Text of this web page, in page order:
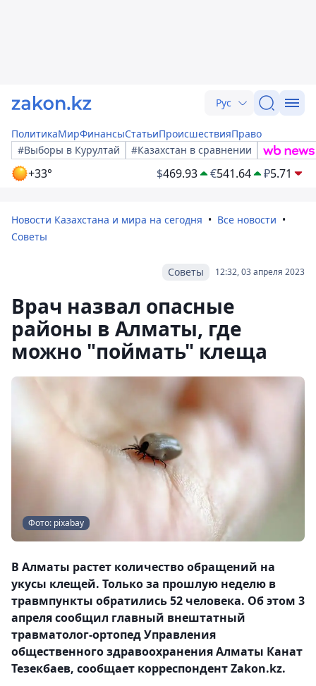
Рус
ПолитикаМирФинансыСтатьиПроисшествияПраво
#Выборы в Курултай
#Казахстан в сравнении
+33° $469.93 €541.64 ₽5.71
Новости Казахстана и мира на сегодня
Все новости
Советы
12:32, 03 апреля 2023
Советы
Врач назвал опасные
районы в Алматы, где
можно "поймать" клеща
Фото: pixabay
В Алматы растет количество обращений на
укусы клещей. Только за прошлую неделю в
травмпункты обратились 52 человека. Об этом 3
апреля сообщил главный внештатный
травматолог-ортопед Управления
общественного здравоохранения Алматы Канат
Тезекбаев, сообщает корреспондент Zakon.kz.